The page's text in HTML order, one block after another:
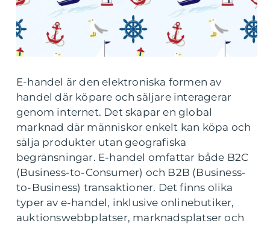
E-handel är den elektroniska formen av
handel där köpare och säljare interagerar
genom internet. Det skapar en global
marknad där människor enkelt kan köpa och
sälja produkter utan geografiska
begränsningar. E-handel omfattar både B2C
(Business-to-Consumer) och B2B (Business-
to-Business) transaktioner. Det finns olika
typer av e-handel, inklusive onlinebutiker,
auktionswebbplatser, marknadsplatser och